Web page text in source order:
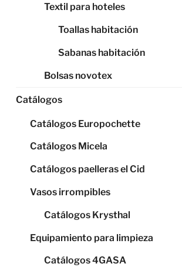
Textil para hoteles
Toallas habitación
Sabanas habitación
Bolsas novotex
Catálogos
Catálogos Europochette
Catálogos Micela
Catálogos paelleras el Cid
Vasos irrompibles
Catálogos Krysthal
Equipamiento para limpieza
Catálogos 4GASA